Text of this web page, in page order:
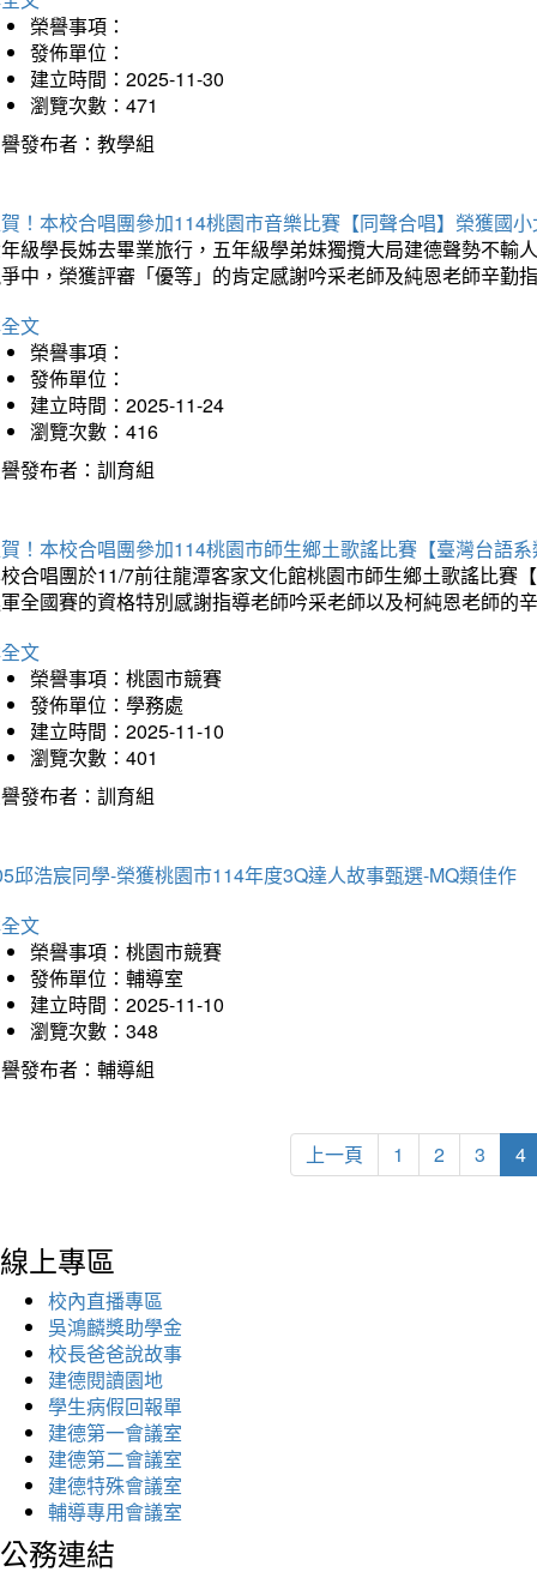
榮譽事項：
發佈單位：
建立時間：2025-11-30
瀏覽次數：471
發布者：教學組
！本校合唱團參加114桃園市音樂比賽【同聲合唱】榮獲國
級學長姊去畢業旅行，五年級學弟妹獨攬大局建德聲勢不輸
中，榮獲評審「優等」的肯定感謝吟采老師及純恩老師辛勤
文
榮譽事項：
發佈單位：
建立時間：2025-11-24
瀏覽次數：416
發布者：訓育組
！本校合唱團參加114桃園市師生鄉土歌謠比賽【臺灣台語
合唱團於11/7前往龍潭客家文化館桃園市師生鄉土歌謠比賽
全國賽的資格特別感謝指導老師吟采老師以及柯純恩老師的
文
榮譽事項：桃園市競賽
發佈單位：學務處
建立時間：2025-11-10
瀏覽次數：401
發布者：訓育組
邱浩宸同學-榮獲桃園市114年度3Q達人故事甄選-MQ類佳作
文
榮譽事項：桃園市競賽
發佈單位：輔導室
建立時間：2025-11-10
瀏覽次數：348
發布者：輔導組
上一頁 1 2 3 4
線上專區
校內直播專區
吳鴻麟獎助學金
校長爸爸說故事
建德閱讀園地
學生病假回報單
建德第一會議室
建德第二會議室
建德特殊會議室
輔導專用會議室
公務連結